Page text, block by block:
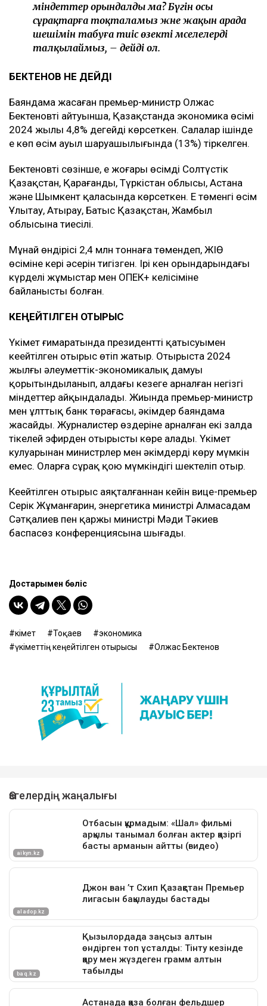
міндеттер орындалды ма? Бүгін осы
сұрақтарға тоқталамыз және жақын арада
шешімін табуға тиіс өзекті мәселелерді
талқылаймыз, – дейді ол.
БЕКТЕНОВ НЕ ДЕЙДІ
Баяндама жасаған премьер-министр Олжас
Бектеновтің айтуынша, Қазақстанда экономика өсімі
2024 жылы 4,8% деңгейді көрсеткен. Салалар ішінде
ең көп өсім ауыл шаруашылығында (13%) тіркелген.
Бектеновтің сөзінше, ең жоғары өсімді Солтүстік
Қазақстан, Қарағанды, Түркістан облысы, Астана
және Шымкент қаласында көрсеткен. Ең төменгі өсім
Ұлытау, Атырау, Батыс Қазақстан, Жамбыл
облысына тиесілі.
Мұнай өндірісі 2,4 млн тоннаға төмендеп, ЖІӨ
өсіміне кері әсерін тигізген. Ірі кен орындарындағы
күрделі жұмыстар мен ОПЕК+ келісіміне
байланысты болған.
КЕҢЕЙТІЛГЕН ОТЫРЫС
Үкімет ғимаратында президенттің қатысуымен
кеңейтілген отырыс өтіп жатыр. Отырыста 2024
жылғы әлеуметтік-экономикалық дамуы
қорытындыланып, алдағы кезеңге арналған негізгі
міндеттер айқындалады. Жиында премьер-министр
мен ұлттық банк төрағасы, әкімдер баяндама
жасайды. Журналистер өздеріне арналған екі залда
тікелей эфирден отырысты көре алады. Үкімет
кулуарынан министрлер мен әкімдерді көру мүмкін
емес. Оларға сұрақ қою мүмкіндігі шектеліп отыр.
Кеңейтілген отырыс аяқталғаннан кейін вице-премьер
Серік Жұманғарин, энергетика министрі Алмасадам
Сәтқалиев пен қаржы министрі Мәди Тәкиев
баспасөз конференциясына шығады.
Достарыңмен бөліс
Үкімет Тоқаев
экономика
үкіметтің кеңейтілген отырысы
Олжас Бектенов